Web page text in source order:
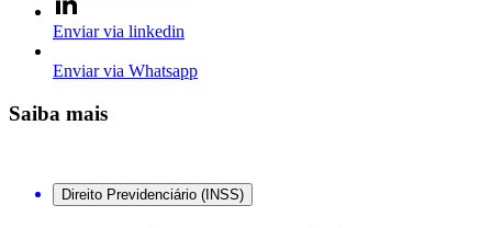
Enviar via linkedin
Enviar via Whatsapp
Saiba mais
Direito Previdenciário (INSS)